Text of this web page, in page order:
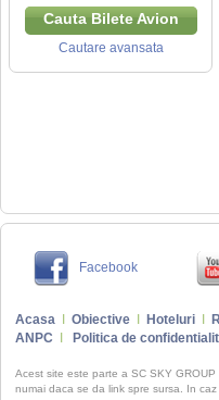
Cauta Bilete Avion
Cautare avansata
Facebook
Acasa Obiective Hoteluri
ANPC
Politica de
Acest site este parte a SC SKY
numai daca se da link spre sursa. In